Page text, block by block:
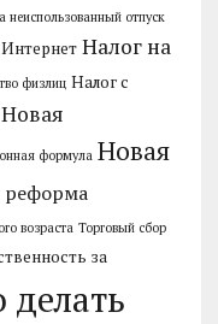
неиспользованный отпуск
Налог на
физлиц Налог с
Новая
формула Новая
реформа
возраста Торговый сбор
за
делать